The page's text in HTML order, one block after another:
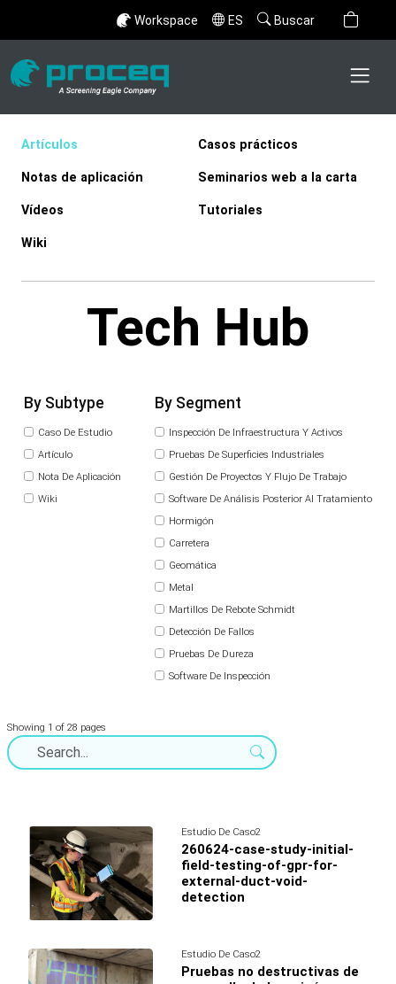
Workspace ES Buscar
Artículos Casos prácticos
Notas de aplicación Seminarios web a la carta
Vídeos Tutoriales
Wiki
Tech Hub
By Subtype
Caso De Estudio
Artículo
Nota De Aplicación
Wiki
By Segment
Inspección De Infraestructura Y Activos
Pruebas De Superficies Industriales
Gestión De Proyectos Y Flujo De Trabajo
Software De Análisis Posterior Al Tratamiento
Hormigón
Carretera
Geomática
Metal
Martillos De Rebote Schmidt
Detección De Fallos
Pruebas De Dureza
Software De Inspección
Showing 1 of 28 pages
Estudio De Caso2
260624-case-study-initial-
field-testing-of-gpr-for-
external-duct-void-
detection
Estudio De Caso2
Pruebas no destructivas de